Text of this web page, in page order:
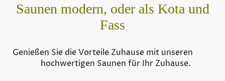
Saunen modern, oder als Kota und
Fass
Genießen Sie die Vorteile Zuhause mit unseren
hochwertigen Saunen für Ihr Zuhause.